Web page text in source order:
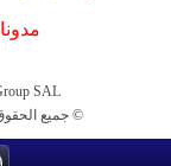
SAL
جميع الحقوق محفوظة لمجموعة العرب اليوم الاعلامية 2025 ©